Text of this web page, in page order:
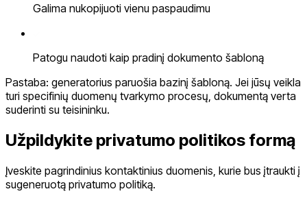
Galima nukopijuoti vienu paspaudimu
Patogu naudoti kaip pradinį dokumento šabloną
Pastaba: generatorius paruošia bazinį šabloną. Jei jūsų veikla
turi specifinių duomenų tvarkymo procesų, dokumentą verta
suderinti su teisininku.
Užpildykite privatumo politikos formą
Įveskite pagrindinius kontaktinius duomenis, kurie bus įtraukti į
sugeneruotą privatumo politiką.